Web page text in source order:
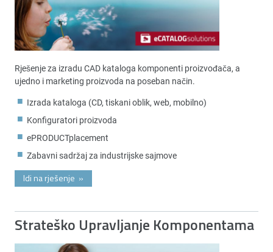
Rješenje za izradu CAD kataloga komponenti proizvođača, a
ujedno i marketing proizvoda na poseban način.
Izrada kataloga (CD, tiskani oblik, web, mobilno)
Konfiguratori proizvoda
ePRODUCTplacement
Zabavni sadržaj za industrijske sajmove
Idi na rješenje »
Strateško Upravljanje Komponentama